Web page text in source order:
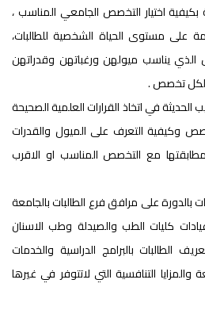
بكيفية اختيار التخصص الجامعي المناسب ،
على مستوى الحياة الشخصية للطالبات،
يناسب ميولهن ورغباتهن وقدراتهن
لكل تخصص .
في اتخاذ القرارات العلمية الصحيحة
وكيفية التعرف على الميول والقدرات
مع التخصص المناسب او الاقرب
بالدورة على مرافق فرع الطالبات بالجامعة
كليات الطب والصيدلة وطب الاسنان
الطالبات بالبرامج الدراسية والخدمات
التنافسية التي لاتتوفر في غيرها